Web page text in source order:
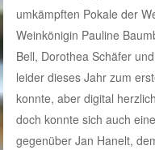
umkämpften Pokale der
Weinkönigin Pauline
Bell, Dorothea Schäfer
leider dieses Jahr zum
konnte, aber digital
doch konnte sich auch
gegenüber Jan Hanelt,